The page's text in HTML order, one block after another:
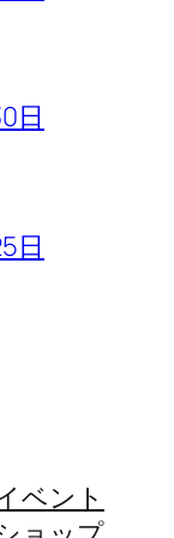
日
日
ベント